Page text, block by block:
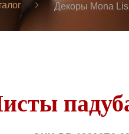
Декоры Mona